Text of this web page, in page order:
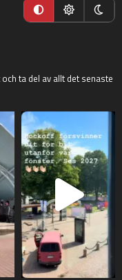
ta del av allt det senaste